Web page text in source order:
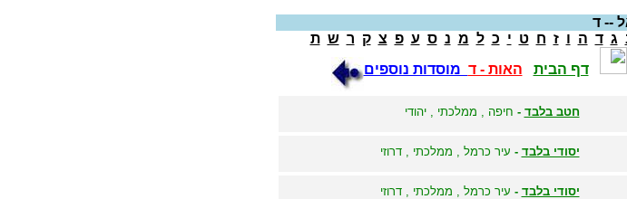
-- ד
ג ד ה ו ז ח ט י כ ל מ נ ס ע פ צ ק ר ש ת
דף הבית האות - ד מוסדות נוספים
חטב בלבד - חיפה , ממלכתי , יהודי
יסודי בלבד - עיר כרמל , ממלכתי , דרוזי
יסודי בלבד - עיר כרמל , ממלכתי , דרוזי